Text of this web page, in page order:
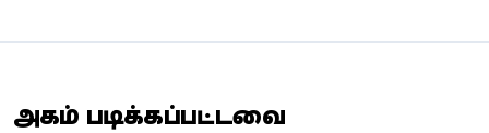
அதிகம் படிக்கப்பட்டவை